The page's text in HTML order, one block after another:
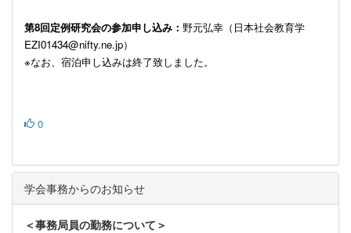
第8回定例研究会の参加申し込み： 野元弘幸（日本社会教育学
EZI01434@nifty.ne.jp）
※なお、宿泊申し込みは終了致しました。
0
学会事務からのお知らせ
＜事務局員の勤務について＞